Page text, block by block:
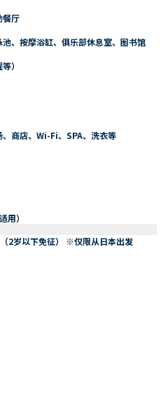
餐厅
、按摩浴缸、俱乐部休息室、图书馆
）
商店、Wi-Fi、SPA、洗衣等
用）
2岁以下免征） ※仅限从日本出发